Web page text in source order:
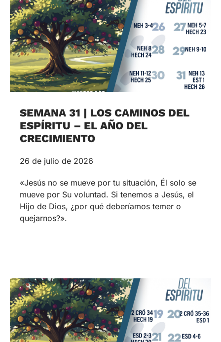
SEMANA 31 | LOS CAMINOS DEL
ESPÍRITU – EL AÑO DEL
CRECIMIENTO
26 de julio de 2026
«Jesús no se mueve por tu situación, Él solo se
mueve por Su voluntad. Si tenemos a Jesús, el
Hijo de Dios, ¿por qué deberíamos temer o
quejarnos?».